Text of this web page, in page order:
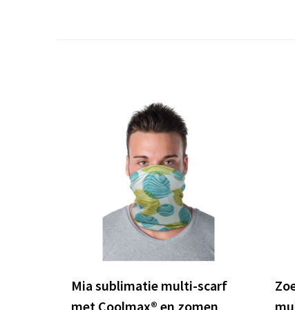
Mia sublimatie multi-scarf
met Coolmax® en zomen